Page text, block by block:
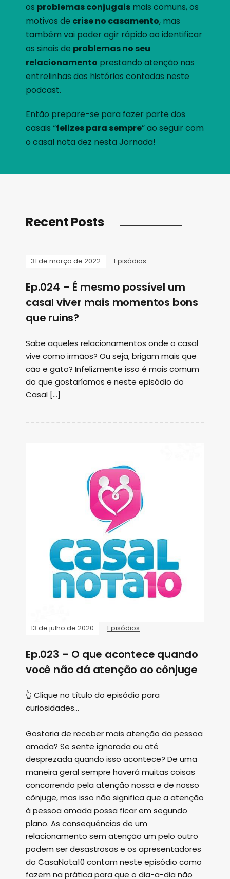
os problemas conjugais mais comuns, os
motivos de crise no casamento, mas
também vai poder agir rápido ao identificar
os sinais de problemas no seu
relacionamento prestando atenção nas
entrelinhas das histórias contadas neste
podcast.
Então prepare-se para fazer parte dos
casais “felizes para sempre” ao seguir com
o casal nota dez nesta Jornada!
Recent Posts
31 de março de 2022 Episódios
Ep.024 – É mesmo possível um
casal viver mais momentos bons
que ruins?
Sabe aqueles relacionamentos onde o casal
vive como irmãos? Ou seja, brigam mais que
cão e gato? Infelizmente isso é mais comum
do que gostaríamos e neste episódio do
Casal […]
13 de julho de 2020 Episódios
Ep.023 – O que acontece quando
você não dá atenção ao cônjuge
👆 Clique no título do episódio para
curiosidades...
Gostaria de receber mais atenção da pessoa
amada? Se sente ignorada ou até
desprezada quando isso acontece? De uma
maneira geral sempre haverá muitas coisas
concorrendo pela atenção nossa e de nosso
cônjuge, mas isso não significa que a atenção
à pessoa amada possa ficar em segundo
plano. As consequências de um
relacionamento sem atenção um pelo outro
podem ser desastrosas e os apresentadores
do CasaNota10 contam neste episódio como
fazem na prática para que o dia-a-dia não